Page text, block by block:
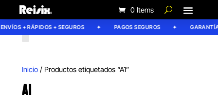
0 Items
+ RÁPIDOS + SEGUROS PAGOS SEGUROS
Inicio/ Productos etiquetados “A1”
A1